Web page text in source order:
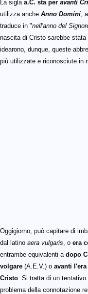
La sigla a.C. sta per avanti
utilizza anche Anno Domini,
traduce in "nell'anno del
nascita di Cristo sarebbe
idearono, dunque, queste
più utilizzate e riconosciute in
Oggigiorno, può capitare di
dal latino aera vulgaris, o era
entrambe equivalenti a dopo
volgare (A.E.V.) o avanti
Cristo. Si tratta di un
problema della connotazione